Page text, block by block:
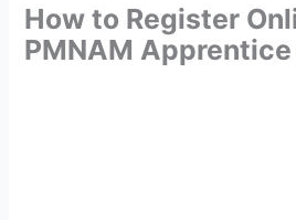
How to Register
PMNAM